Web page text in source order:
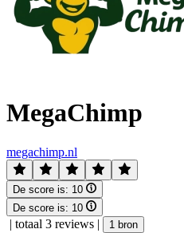
MegaChimp
megachimp.nl
De score is: 10
De score is: 10
| totaal 3 reviews | 1 bron